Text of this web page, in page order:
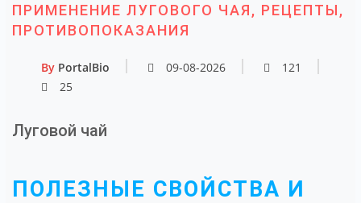
ПРИМЕНЕНИЕ ЛУГОВОГО ЧАЯ, РЕЦЕПТЫ,
ПРОТИВОПОКАЗАНИЯ
By PortalBio 09-08-2026
121
25
Луговой чай
ПОЛЕЗНЫЕ СВОЙСТВА И